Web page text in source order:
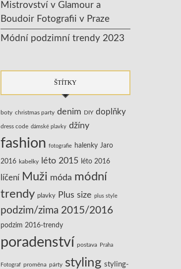
Mistrovství v Glamour a
Boudoir Fotografii v Praze
Módní podzimní trendy 2023
ŠTÍTKY
boty christmas party denim DIY doplňky
dress code dámské plavky džíny
fashion fotografie halenky Jaro
2016 kabelky léto 2015 léto 2016
líčení Muži móda módní
trendy plavky Plus size plus style
podzim/zima 2015/2016
podzim 2016-trendy
poradenství postava Praha
Fotograf proměna párty styling styling-